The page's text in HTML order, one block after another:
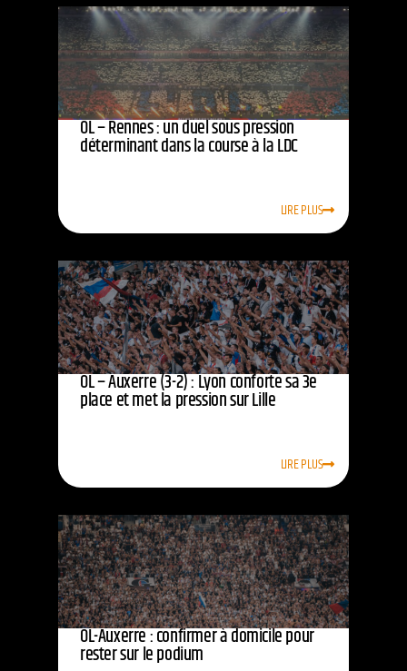
OL – Rennes : un duel sous pression
déterminant dans la course à la LDC
LIRE PLUS
OL – Auxerre (3-2) : Lyon conforte sa 3e
place et met la pression sur Lille
LIRE PLUS
OL-Auxerre : confirmer à domicile pour
rester sur le podium